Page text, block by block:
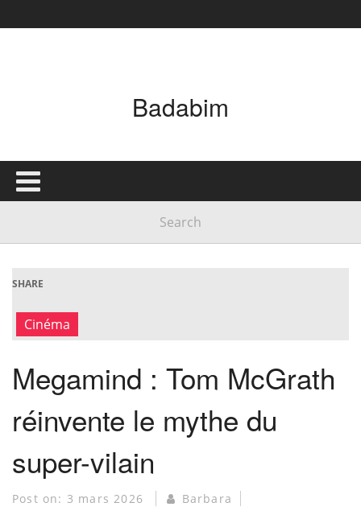
Badabim
SHARE
Cinéma
Megamind : Tom McGrath
réinvente le mythe du
super-vilain
Post on: 3 mars 2026 Barbara